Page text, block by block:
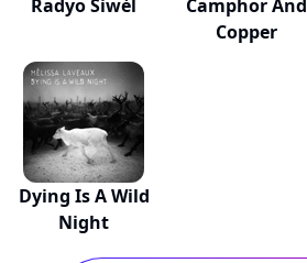
Radyo Siwèl
Camphor And
Copper
Dying Is A Wild
Night